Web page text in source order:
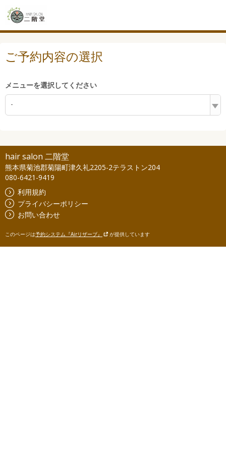
ご予約内容の選択
メニューを選択してください
-
hair salon 二階堂
熊本県菊池郡菊陽町津久礼2205-2テラストン204
080-6421-9419
利用規約
プライバシーポリシー
お問い合わせ
このページは予約システム『Airリザーブ』 が提供しています